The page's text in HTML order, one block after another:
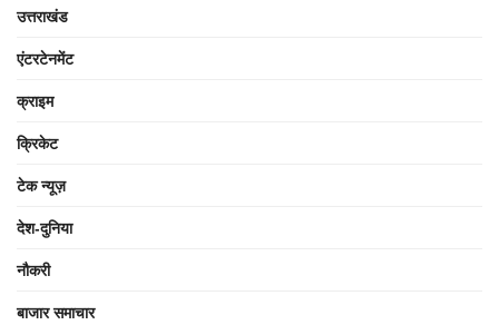
उत्तराखंड
एंटरटेनमेंट
क्राइम
क्रिकेट
टेक न्यूज़
देश-दुनिया
नौकरी
बाजार समाचार